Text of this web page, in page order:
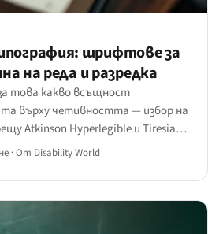
шрифтове за
на реда и разредка
това какво всъщност
върху четивността — избор на
Atkinson Hyperlegible и Tiresias),
между буквите и думите,
размер.
·От Disability World